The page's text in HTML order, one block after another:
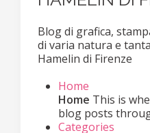
Blog di grafica,
di varia natura e
Hamelin di Firenze
Home
Home This is
blog posts
Categories